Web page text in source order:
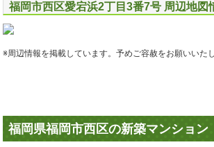
福岡市西区愛宕浜2丁目3番7号 周辺地図
※周辺情報を掲載しています。予めご容赦をお願いいたし
福岡県福岡市西区の新築マンション